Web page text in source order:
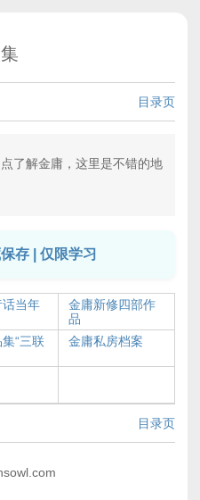
目录页
了解金庸，这里是不错的地
存 | 仅限学习
当年
金庸新修四部作
品
“三联
金庸私房档案
目录页